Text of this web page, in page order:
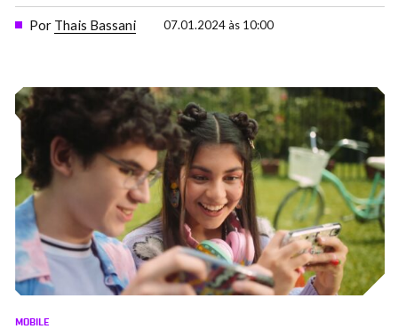
Por Thais Bassani 07.01.2024 às 10:00
MOBILE